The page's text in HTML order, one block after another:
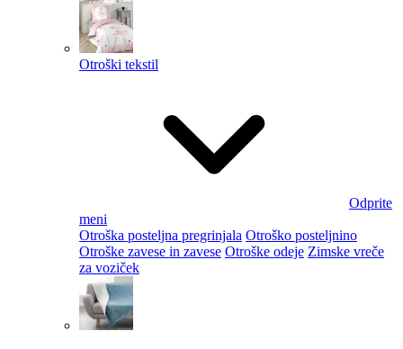
Otroški tekstil
Odprite
meni
Otroška posteljna pregrinjala Otroško posteljnino
Otroške zavese in zavese Otroške odeje Zimske vreče
za voziček